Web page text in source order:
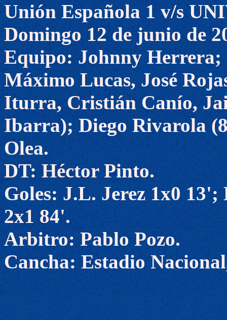
Unión Española 1 v/s
Domingo 12 de junio de
Equipo: Johnny Herrera;
Máximo Lucas, José
Iturra, Cristián Canío,
Ibarra); Diego Rivarola
Olea.
DT: Héctor Pinto.
Goles: J.L. Jerez 1x0
2x1 84'.
Arbitro: Pablo Pozo.
Cancha: Estadio